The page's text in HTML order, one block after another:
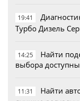
19:41
Турбо Дизель
14:25
Найти
выбора
11:31
Найти